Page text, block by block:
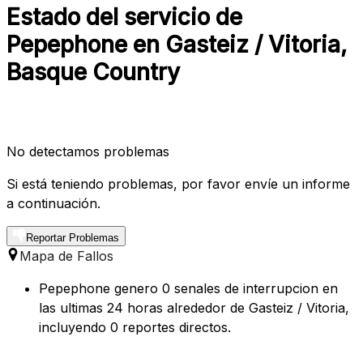
Estado del servicio de
Pepephone en Gasteiz / Vitoria,
Basque Country
No detectamos problemas
Si está teniendo problemas, por favor envíe un informe
a continuación.
Reportar Problemas
Mapa de Fallos
Pepephone genero 0 senales de interrupcion en
las ultimas 24 horas alrededor de Gasteiz / Vitoria,
incluyendo 0 reportes directos.